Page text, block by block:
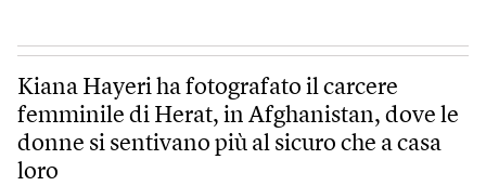
Kiana Hayeri ha fotografato il carcere
femminile di Herat, in Afghanistan, dove le
donne si sentivano più al sicuro che a casa
loro